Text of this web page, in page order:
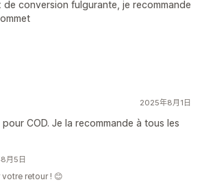
conversion fulgurante, je recommande
2025年8月1日
COD. Je la recommande à tous les
月5日
retour ! 😊